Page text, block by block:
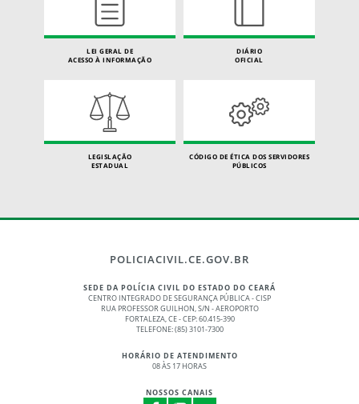
LEI GERAL DE
ACESSO À INFORMAÇÃO
DIÁRIO
OFICIAL
LEGISLAÇÃO
ESTADUAL
CÓDIGO DE ÉTICA DOS SERVIDORES
PÚBLICOS
POLICIACIVIL.CE.GOV.BR
SEDE DA POLÍCIA CIVIL DO ESTADO DO CEARÁ
CENTRO INTEGRADO DE SEGURANÇA PÚBLICA - CISP
RUA PROFESSOR GUILHON, S/N - AEROPORTO
FORTALEZA, CE - CEP: 60.415-390
TELEFONE: (85) 3101-7300
HORÁRIO DE ATENDIMENTO
08 ÀS 17 HORAS
NOSSOS CANAIS